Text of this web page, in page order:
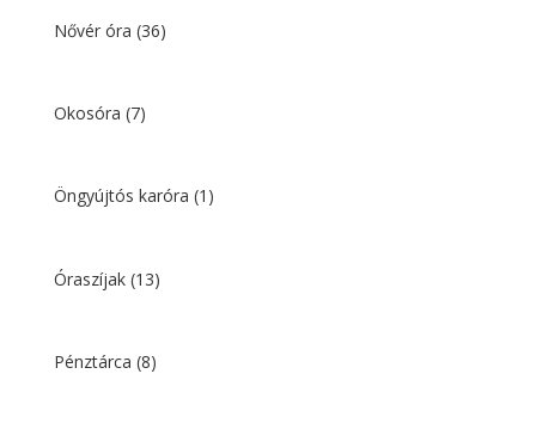
Nővér óra (36)
Okosóra (7)
Öngyújtós karóra (1)
Óraszíjak (13)
Pénztárca (8)